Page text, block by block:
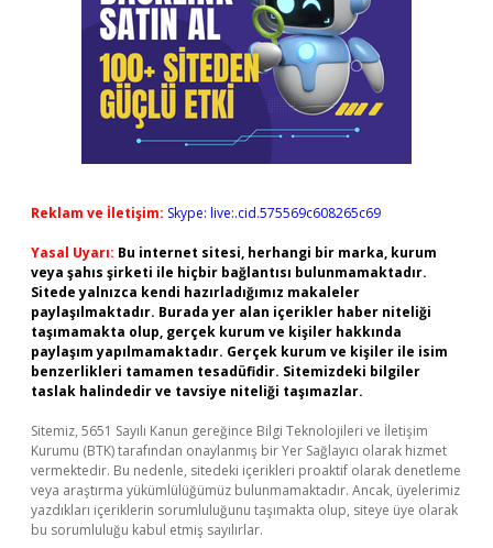
Reklam ve İletişim: Skype: live:.cid.575569c608265c69
Yasal Uyarı: Bu internet sitesi, herhangi bir marka, kurum
veya şahıs şirketi ile hiçbir bağlantısı bulunmamaktadır.
Sitede yalnızca kendi hazırladığımız makaleler
paylaşılmaktadır. Burada yer alan içerikler haber niteliği
taşımamakta olup, gerçek kurum ve kişiler hakkında
paylaşım yapılmamaktadır. Gerçek kurum ve kişiler ile isim
benzerlikleri tamamen tesadüfidir. Sitemizdeki bilgiler
taslak halindedir ve tavsiye niteliği taşımazlar.
Sitemiz, 5651 Sayılı Kanun gereğince Bilgi Teknolojileri ve İletişim
Kurumu (BTK) tarafından onaylanmış bir Yer Sağlayıcı olarak hizmet
vermektedir. Bu nedenle, sitedeki içerikleri proaktif olarak denetleme
veya araştırma yükümlülüğümüz bulunmamaktadır. Ancak, üyelerimiz
yazdıkları içeriklerin sorumluluğunu taşımakta olup, siteye üye olarak
bu sorumluluğu kabul etmiş sayılırlar.